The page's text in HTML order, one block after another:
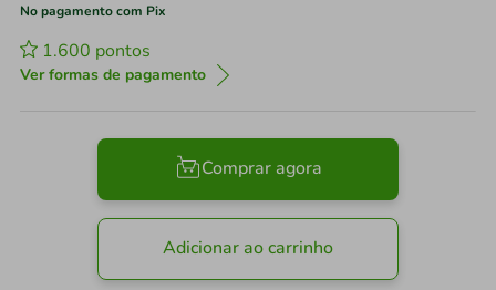
No pagamento com Pix
1.600 pontos
Ver formas de pagamento
Comprar agora
Adicionar ao carrinho